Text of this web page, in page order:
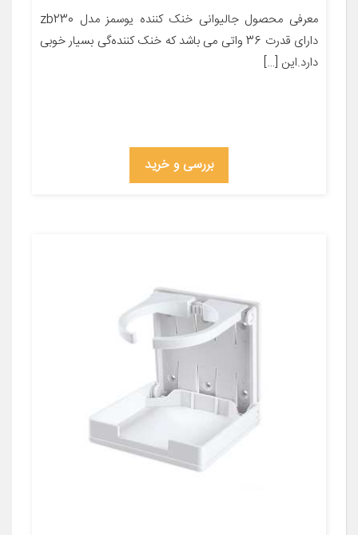
معرفی محصول جالیوانی خنک کننده یوسمز مدل zb230
دارای قدرت 36 واتی می باشد که خنک کننده‌گی بسیار خوبی
دارد.این […]
بررسی و خرید